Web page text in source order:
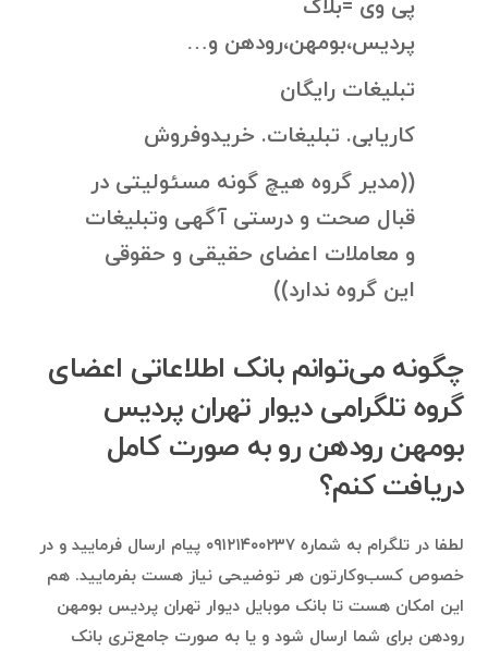
پی وی =بلاک
پردیس،بومهن،رودهن و…
تبلیغات رایگان
کاریابی. تبلیغات. خریدوفروش
((مدیر گروه هیچ گونه مسئولیتی در
قبال صحت و درستی آگهی وتبلیغات
و معاملات اعضای حقیقی و حقوقی
این گروه ندارد))
چگونه می‌توانم بانک اطلاعاتی اعضای
گروه تلگرامی دیوار تهران پردیس
بومهن رودهن رو به صورت کامل
دریافت کنم؟
لطفا در تلگرام به شماره ۰۹۱۲۱۴۰۰۲۳۷ پیام ارسال فرمایید و در
خصوص کسب‌وکارتون هر توضیحی نیاز هست بفرمایید. هم
این امکان هست تا بانک موبایل دیوار تهران پردیس بومهن
رودهن برای شما ارسال شود و یا به صورت جامع‌تری بانک